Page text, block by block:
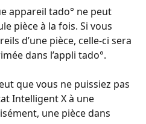
appareil tado° ne peut
pièce à la fois. Si vous
d’une pièce, celle-ci sera
dans l’appli tado°.
que vous ne puissiez pas
Intelligent X à une
une pièce dans